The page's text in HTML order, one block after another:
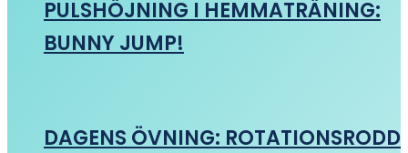
PULSHÖJNING I HEMMATRÄNING:
BUNNY JUMP!
DAGENS ÖVNING: ROTATIONSRODD